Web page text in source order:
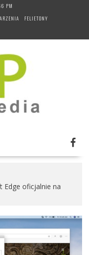
PM
FELIETONY
Edge oficjalnie na